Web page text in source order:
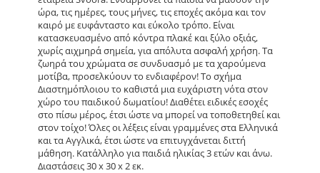
ώρα, τις ημέρες, τους μήνες, τις εποχές ακόμα και τον
καιρό με ευφάνταστο και εύκολο τρόπο. Είναι
κατασκευασμένο από κόντρα πλακέ και ξύλο οξιάς,
χωρίς αιχμηρά σημεία, για απόλυτα ασφαλή χρήση. Τα
ζωηρά του χρώματα σε συνδυασμό με τα χαρούμενα
μοτίβα, προσελκύουν το ενδιαφέρον! Το σχήμα
Διαστημόπλοιου το καθιστά μια ευχάριστη νότα στον
χώρο του παιδικού δωματίου! Διαθέτει ειδικές εσοχές
στο πίσω μέρος, έτσι ώστε να μπορεί να τοποθετηθεί και
στον τοίχο! Όλες οι λέξεις είναι γραμμένες στα Ελληνικά
και τα Αγγλικά, έτσι ώστε να επιτυγχάνεται διττή
μάθηση. Κατάλληλο για παιδιά ηλικίας 3 ετών και άνω.
Διαστάσεις 30 x 30 x 2 εκ.